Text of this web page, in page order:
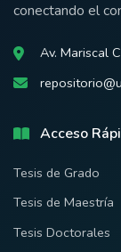
conectando el
Av. Mariscal
Acceso
Tesis de Grado
Tesis de Maestría
Tesis Doctorales